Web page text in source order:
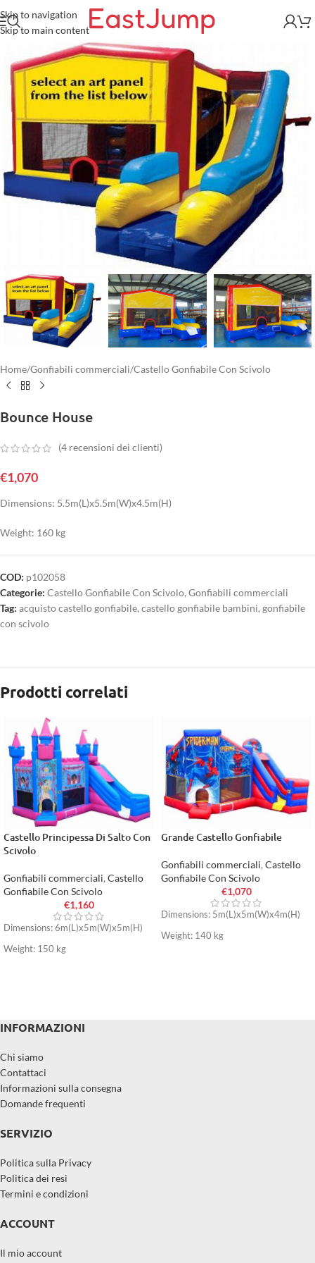
Skip to navigation
Skip to main content
Home/Gonfiabili commerciali/Castello Gonfiabile Con Scivolo
Bounce House
(4 recensioni dei clienti)
€1,070
Dimensions: 5.5m(L)x5.5m(W)x4.5m(H)
Weight: 160 kg
COD: p102058
Categorie: Castello Gonfiabile Con Scivolo, Gonfiabili commerciali
Tag: acquisto castello gonfiabile, castello gonfiabile bambini, gonfiabile
con scivolo
Prodotti correlati
Castello Principessa Di Salto Con
Scivolo
Gonfiabili commerciali, Castello
Gonfiabile Con Scivolo
€1,160
Dimensions: 6m(L)x5m(W)x5m(H)
Weight: 150 kg
Grande Castello Gonfiabile
Gonfiabili commerciali, Castello
Gonfiabile Con Scivolo
€1,070
Dimensions: 5m(L)x5m(W)x4m(H)
Weight: 140 kg
INFORMAZIONI
Chi siamo
Contattaci
Informazioni sulla consegna
Domande frequenti
SERVIZIO
Politica sulla Privacy
Politica dei resi
Termini e condizioni
ACCOUNT
Il mio account